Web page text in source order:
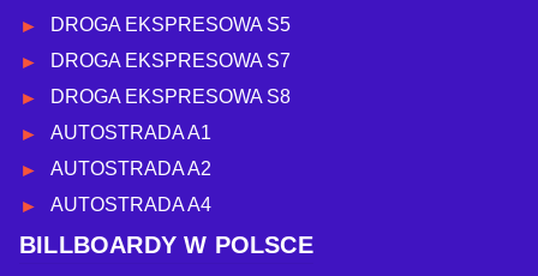
DROGA EKSPRESOWA S5
DROGA EKSPRESOWA S7
DROGA EKSPRESOWA S8
AUTOSTRADA A1
AUTOSTRADA A2
AUTOSTRADA A4
BILLBOARDY W POLSCE